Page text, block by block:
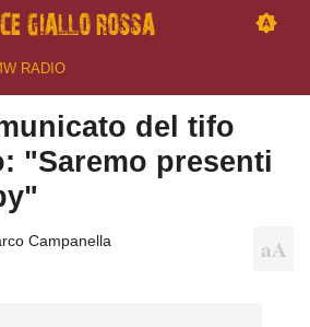
RADIO
del tifo
"Saremo presenti
Campanella